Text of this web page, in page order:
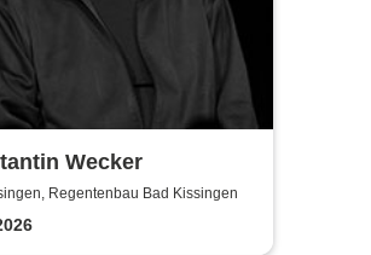
Wecker
Regentenbau Bad Kissingen